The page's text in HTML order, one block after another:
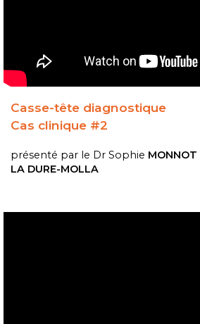
Casse-tête diagnostique
Cas clinique #2
présenté par le Dr Sophie MONNOT
LA DURE-MOLLA